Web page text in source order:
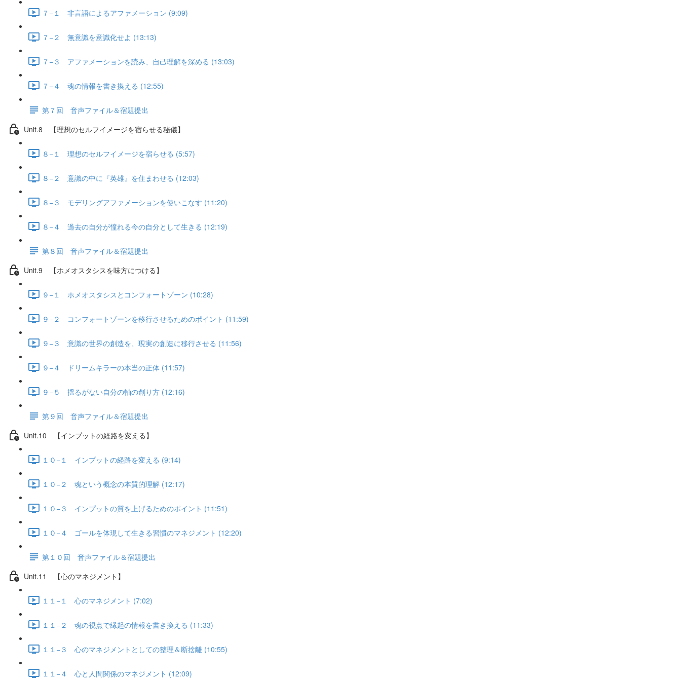
７−１ 非言語によるアファメーション (9:09)
７−２ 無意識を意識化せよ (13:13)
７−３ アファメーションを読み、自己理解を深める (13:03)
７−４ 魂の情報を書き換える (12:55)
第７回 音声ファイル＆宿題提出
Unit.8 【理想のセルフイメージを宿らせる秘儀】
８−１ 理想のセルフイメージを宿らせる (5:57)
８−２ 意識の中に『英雄』を住まわせる (12:03)
８−３ モデリングアファメーションを使いこなす (11:20)
８−４ 過去の自分が憧れる今の自分として生きる (12:19)
第８回 音声ファイル＆宿題提出
Unit.9 【ホメオスタシスを味方につける】
９−１ ホメオスタシスとコンフォートゾーン (10:28)
９−２ コンフォートゾーンを移行させるためのポイント (11:59)
９−３ 意識の世界の創造を、現実の創造に移行させる (11:56)
９−４ ドリームキラーの本当の正体 (11:57)
９−５ 揺るがない自分の軸の創り方 (12:16)
第９回 音声ファイル＆宿題提出
Unit.10 【インプットの経路を変える】
１０−１ インプットの経路を変える (9:14)
１０−２ 魂という概念の本質的理解 (12:17)
１０−３ インプットの質を上げるためのポイント (11:51)
１０−４ ゴールを体現して生きる習慣のマネジメント (12:20)
第１０回 音声ファイル＆宿題提出
Unit.11 【心のマネジメント】
１１−１ 心のマネジメント (7:02)
１１−２ 魂の視点で縁起の情報を書き換える (11:33)
１１−３ 心のマネジメントとしての整理＆断捨離 (10:55)
１１−４ 心と人間関係のマネジメント (12:09)